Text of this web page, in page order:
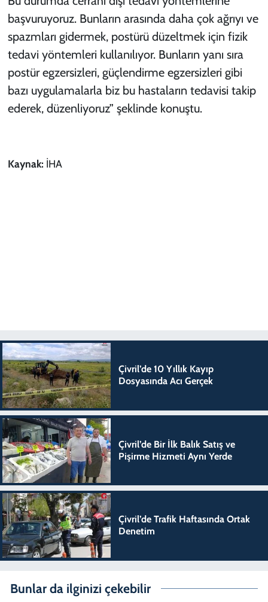
başvuruyoruz. Bunların arasında daha çok ağrıyı ve
spazmları gidermek, postürü düzeltmek için fizik
tedavi yöntemleri kullanılıyor. Bunların yanı sıra
postür egzersizleri, güçlendirme egzersizleri gibi
bazı uygulamalarla biz bu hastaların tedavisi takip
ederek, düzenliyoruz” şeklinde konuştu.
Kaynak: İHA
Çivril’de 10 Yıllık Kayıp
Dosyasında Acı Gerçek
Çivril’de Bir İlk Balık Satış ve
Pişirme Hizmeti Aynı Yerde
Çivril’de Trafik Haftasında Ortak
Denetim
Bunlar da ilginizi çekebilir